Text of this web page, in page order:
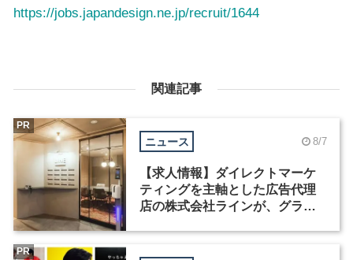
https://jobs.japandesign.ne.jp/recruit/1644
関連記事
ニュース 8/7
【求人情報】ダイレクトマーケ
ティングを主軸とした広告代理
店の株式会社ラインが、グラフ
PR
PR